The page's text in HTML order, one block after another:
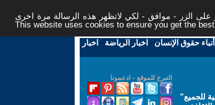
على الزر - موافق - لكي لاتظهر هذه الرسالة مرة اخرى -
This website uses cookies to ensure you get the
حقوق الإنسان - اخبار الرياضة - اخبار
التبرع للموقع - ادعمونا
للجميع"